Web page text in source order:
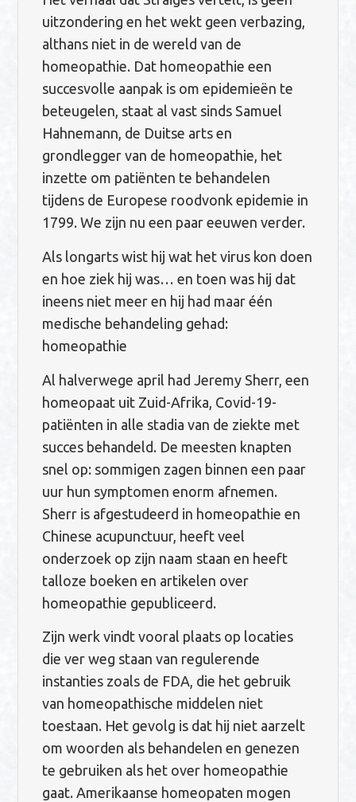
uitzondering en het wekt geen verbazing,
althans niet in de wereld van de
homeopathie. Dat homeopathie een
succesvolle aanpak is om epidemieën te
beteugelen, staat al vast sinds Samuel
Hahnemann, de Duitse arts en
grondlegger van de homeopathie, het
inzette om patiënten te behandelen
tijdens de Europese roodvonk epidemie in
1799. We zijn nu een paar eeuwen verder.
Als longarts wist hij wat het virus kon doen
en hoe ziek hij was… en toen was hij dat
ineens niet meer en hij had maar één
medische behandeling gehad:
homeopathie
Al halverwege april had Jeremy Sherr, een
homeopaat uit Zuid-Afrika, Covid-19-
patiënten in alle stadia van de ziekte met
succes behandeld. De meesten knapten
snel op: sommigen zagen binnen een paar
uur hun symptomen enorm afnemen.
Sherr is afgestudeerd in homeopathie en
Chinese acupunctuur, heeft veel
onderzoek op zijn naam staan en heeft
talloze boeken en artikelen over
homeopathie gepubliceerd.
Zijn werk vindt vooral plaats op locaties
die ver weg staan van regulerende
instanties zoals de FDA, die het gebruik
van homeopathische middelen niet
toestaan. Het gevolg is dat hij niet aarzelt
om woorden als behandelen en genezen
te gebruiken als het over homeopathie
gaat. Amerikaanse homeopaten mogen